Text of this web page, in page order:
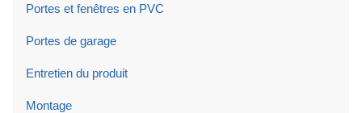
Portes et fenêtres en PVC
Portes de garage
Entretien du produit
Montage